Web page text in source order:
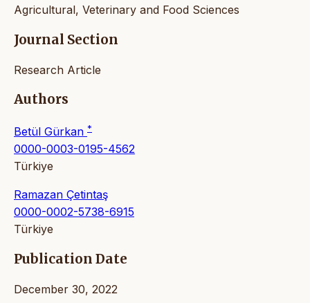
Agricultural, Veterinary and Food Sciences
Journal Section
Research Article
Authors
Betül Gürkan *
0000-0003-0195-4562
Türkiye
Ramazan Çetintaş
0000-0002-5738-6915
Türkiye
Publication Date
December 30, 2022